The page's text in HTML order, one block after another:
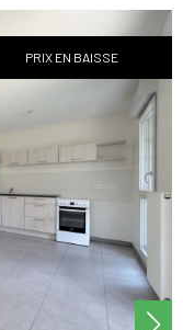
PRIX EN BAISSE